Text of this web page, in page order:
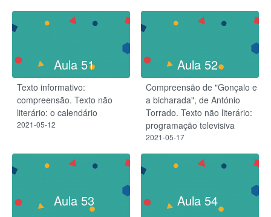
Aula 51
Texto informativo:
compreensão. Texto não
literário: o calendário
2021-05-12
Aula 52
Compreensão de "Gonçalo e
a bicharada", de António
Torrado. Texto não literário:
programação televisiva
2021-05-17
Aula 53 Aula 54